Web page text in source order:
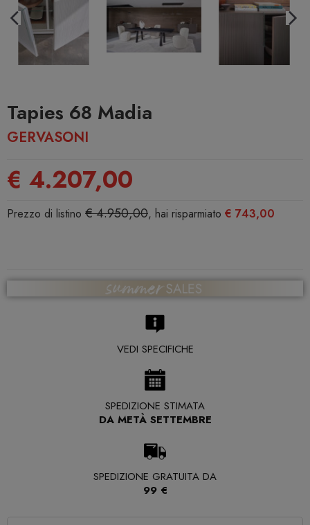
Tapies 68 Madia
GERVASONI
€ 4.207,00
Prezzo di listino € 4.950,00, hai risparmiato € 743,00
VEDI SPECIFICHE
SPEDIZIONE STIMATA
DA METÀ SETTEMBRE
SPEDIZIONE GRATUITA DA
99 €